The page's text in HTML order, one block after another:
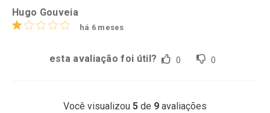
Hugo Gouveia
há 6 meses
esta avaliação foi útil? 0 0
Você visualizou 5 de 9 avaliações